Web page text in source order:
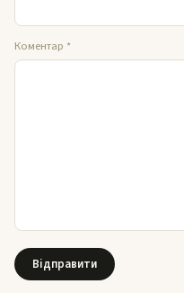
Коментар *